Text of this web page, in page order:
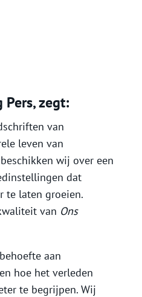
Pers, zegt:
van
leven van
wij over een
dat
te laten groeien.
van Ons
aan
hoe het verleden
te begrijpen. Wij